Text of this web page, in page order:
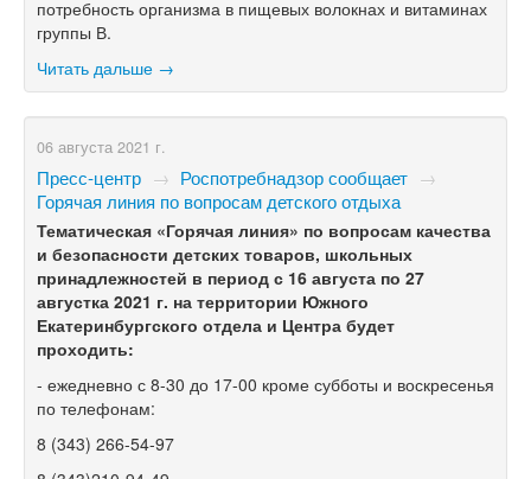
потребность организма в пищевых волокнах и витаминах
группы В.
Читать дальше →
06 августа 2021 г.
Пресс-центр → Роспотребнадзор сообщает →
Горячая линия по вопросам детского отдыха
Тематическая «Горячая линия» по вопросам качества
и безопасности детских товаров, школьных
принадлежностей в период с 16 августа по 27
августка 2021 г. на территории Южного
Екатеринбургского отдела и Центра будет
проходить:
- ежедневно с 8-30 до 17-00 кроме субботы и воскресенья
по телефонам:
8 (343) 266-54-97